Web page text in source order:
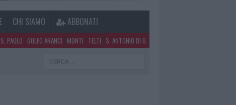
CHI SIAMO ABBONATI
PAOLO GOLFO ARANCI MONTI TELTI S. ANTONIO DI G.